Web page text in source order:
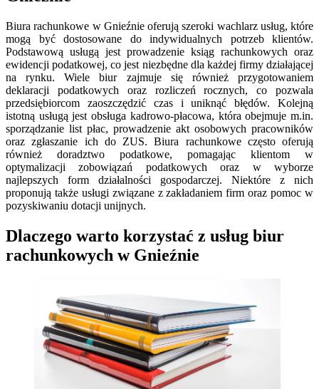
Biura rachunkowe w Gnieźnie oferują szeroki wachlarz usług, które
mogą być dostosowane do indywidualnych potrzeb klientów.
Podstawową usługą jest prowadzenie ksiąg rachunkowych oraz
ewidencji podatkowej, co jest niezbędne dla każdej firmy działającej
na rynku. Wiele biur zajmuje się również przygotowaniem
deklaracji podatkowych oraz rozliczeń rocznych, co pozwala
przedsiębiorcom zaoszczędzić czas i uniknąć błędów. Kolejną
istotną usługą jest obsługa kadrowo-płacowa, która obejmuje m.in.
sporządzanie list płac, prowadzenie akt osobowych pracowników
oraz zgłaszanie ich do ZUS. Biura rachunkowe często oferują
również doradztwo podatkowe, pomagając klientom w
optymalizacji zobowiązań podatkowych oraz w wyborze
najlepszych form działalności gospodarczej. Niektóre z nich
proponują także usługi związane z zakładaniem firm oraz pomoc w
pozyskiwaniu dotacji unijnych.
Dlaczego warto korzystać z usług biur
rachunkowych w Gnieźnie